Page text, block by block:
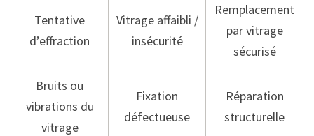
Tentative
d’effraction
Vitrage affaibli /
insécurité
Remplacement
par vitrage
sécurisé
Bruits ou
vibrations du
vitrage
Fixation
défectueuse
Réparation
structurelle